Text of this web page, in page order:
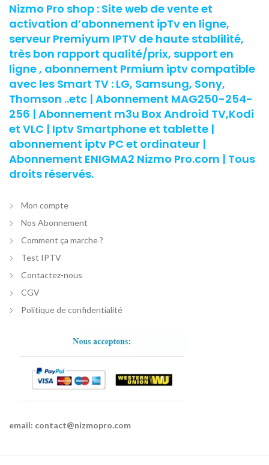
Nizmo Pro shop : Site web de vente et
activation d’abonnement ipTv en ligne,
serveur Premiyum IPTV de haute stablilité,
très bon rapport qualité/prix, support en
ligne , abonnement Prmium iptv compatible
avec les Smart TV : LG, Samsung, Sony,
Thomson ..etc | Abonnement MAG250-254-
256 | Abonnement m3u Box Android TV,Kodi
et VLC | Iptv Smartphone et tablette |
abonnement iptv PC et ordinateur |
Abonnement ENIGMA2 Nizmo Pro.com | Tous
droits réservés.
Mon compte
Nos Abonnement
Comment ça marche ?
Test IPTV
Contactez-nous
CGV
Politique de confidentialité
email: contact@nizmopro.com